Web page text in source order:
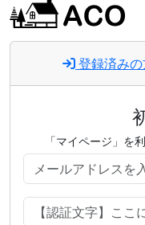
登録済み
「マイページ」を